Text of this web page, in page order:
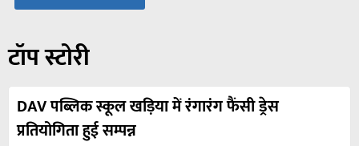
टॉप स्टोरी
DAV पब्लिक स्कूल खड़िया में रंगारंग फैंसी ड्रेस
प्रतियोगिता हुई सम्पन्न